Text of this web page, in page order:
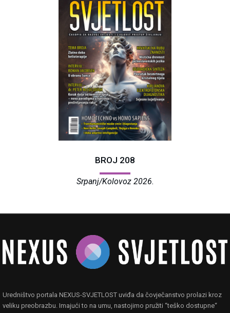
BROJ 208
Srpanj/Kolovoz 2026.
Uredništvo portala NEXUS-SVJETLOST uviđa da čovječanstvo prolazi kroz
veliku preobrazbu. Imajući to na umu, nastojimo pružiti “teško dostupne“